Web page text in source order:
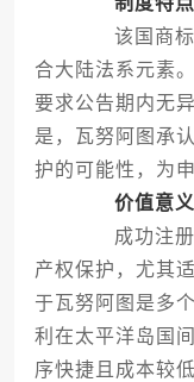
该国商标
合大陆法系元素
要求公告期内无
是，瓦努阿图承
护的可能性，为
价值意义
成功注册
产权保护，尤其
于瓦努阿图是多
利在太平洋岛国
序快捷且成本较